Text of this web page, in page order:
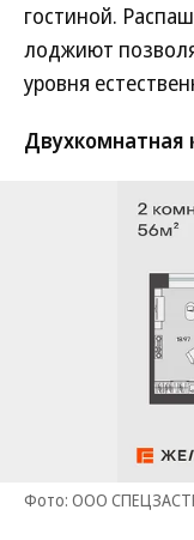
гостиной.
лоджиют
уровня
Двухкомнатная
Фото: ООО